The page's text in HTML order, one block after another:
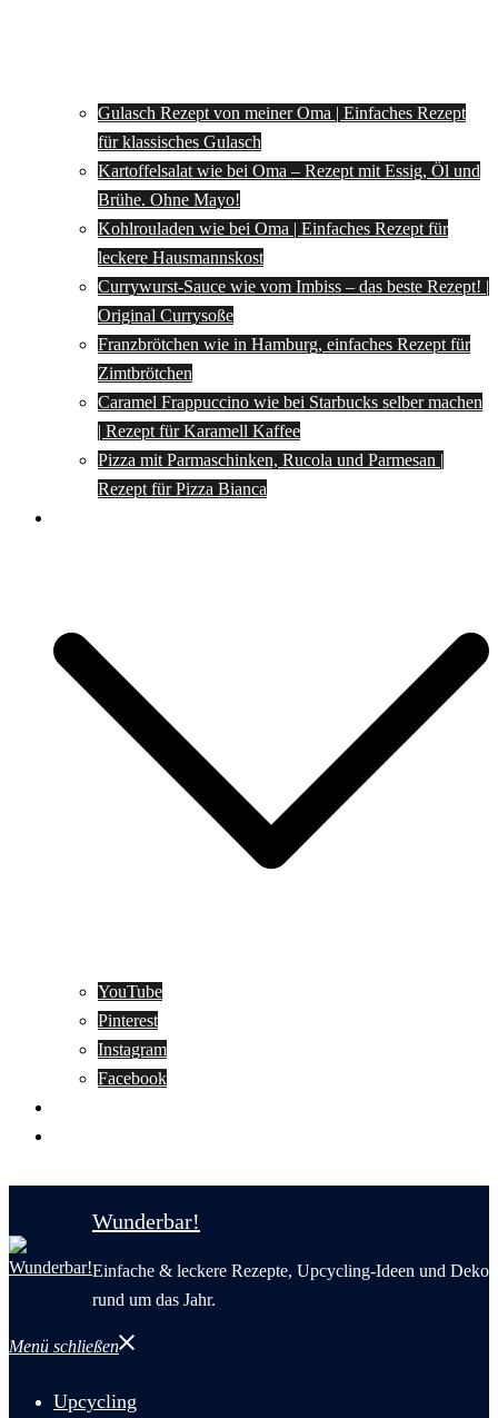
Gulasch Rezept von meiner Oma | Einfaches Rezept
für klassisches Gulasch
Kartoffelsalat wie bei Oma – Rezept mit Essig, Öl und
Brühe. Ohne Mayo!
Kohlrouladen wie bei Oma | Einfaches Rezept für
leckere Hausmannskost
Currywurst-Sauce wie vom Imbiss – das beste Rezept! |
Original Currysoße
Franzbrötchen wie in Hamburg, einfaches Rezept für
Zimtbrötchen
Caramel Frappuccino wie bei Starbucks selber machen
| Rezept für Karamell Kaffee
Pizza mit Parmaschinken, Rucola und Parmesan |
Rezept für Pizza Bianca
YouTube
Pinterest
Instagram
Facebook
Wunderbar!
Einfache & leckere Rezepte, Upcycling-Ideen und Deko
rund um das Jahr.
Menü schließen
Upcycling